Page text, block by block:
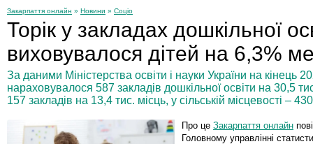
Закарпаття онлайн » Новини » Соціо
Торік у закладах дошкільної
виховувалося дітей на 6,3%
За даними Міністерства освіти і науки України на кінець
нараховувалося 587 закладів дошкільної освіти на 30,5
157 закладів на 13,4 тис. місць, у сільській місцевості –
Про це Закарпаття онлайн
Головному управлiнні